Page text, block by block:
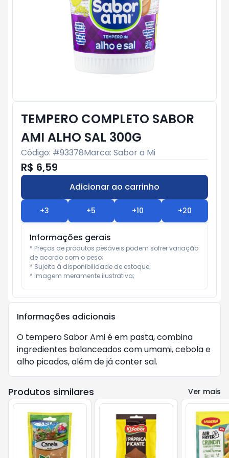
TEMPERO COMPLETO SABOR
AMI ALHO SAL 300G
Código: #93378Marca: Sabor a Mi
R$ 6,59
Adicionar ao carrinho
+3 +5 +10 +20
Informações gerais
* Preços de produtos pesáveis podem sofrer variação
de acordo com o peso;
* Sujeito à disponibilidade de estoque;
* Imagem meramente ilustrativa;
Informações adicionais
O tempero Sabor Ami é em pasta, combina
ingredientes balanceados com umami, cebola e
alho picados, além de já conter sal.
Produtos similares Ver mais